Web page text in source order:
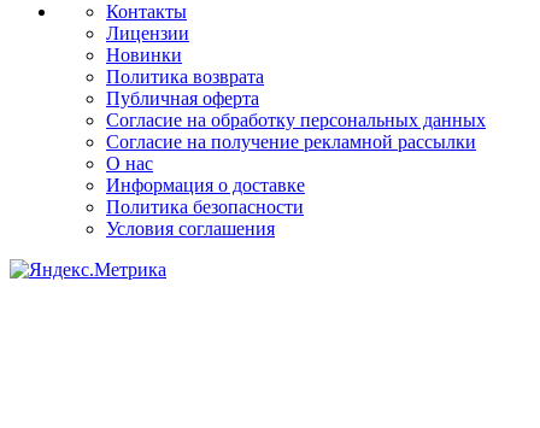
Контакты
Лицензии
Новинки
Политика возврата
Публичная оферта
Согласие на обработку персональных данных
Согласие на получение рекламной рассылки
О нас
Информация о доставке
Политика безопасности
Условия соглашения